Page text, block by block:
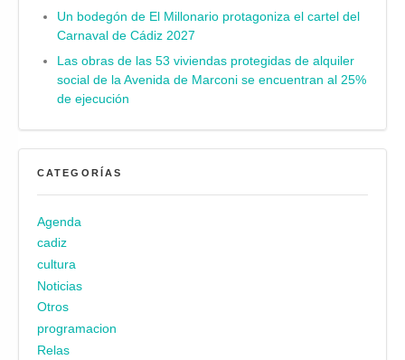
Un bodegón de El Millonario protagoniza el cartel del
Carnaval de Cádiz 2027
Las obras de las 53 viviendas protegidas de alquiler
social de la Avenida de Marconi se encuentran al 25%
de ejecución
CATEGORÍAS
Agenda
cadiz
cultura
Noticias
Otros
programacion
Relas